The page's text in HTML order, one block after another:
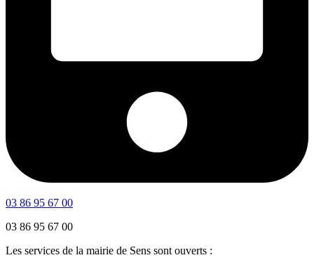
03 86 95 67 00
03 86 95 67 00
Les services de la mairie de Sens sont ouverts :